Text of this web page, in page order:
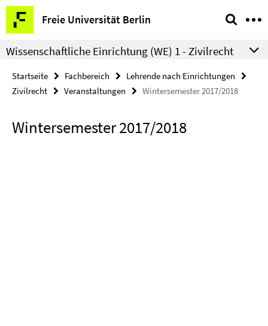
Springe
direkt
zu
Inhalt
Freie Universität Berlin
Service-
Navigation
Wissenschaftliche Einrichtung (WE) 1 - Zivilrecht
Startseite Fachbereich
Lehrende nach Einrichtungen
Zivilrecht
Veranstaltungen Wintersemester 2017/2018
Wintersemester 2017/2018